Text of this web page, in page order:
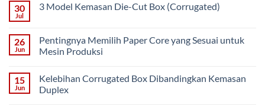
Kunggulan
Pipa
PVC
30
Jul
3 Model Kemasan Die-Cut Box (Corrugated)
3
Model
Kemasan
Box
(Corrugated)
26
Jun
Pentingnya Memilih Paper Core yang Sesuai untuk
Mesin Produksi
on
Pentingnya
Memilih
15
Jun
Kelebihan Corrugated Box Dibandingkan Kemasan
Duplex